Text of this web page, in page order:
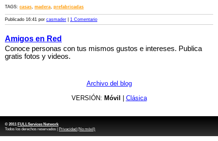
TAGS: casas, madera, prefabricadas
Publicado 16:41 por casmader 1 Comentario
Amigos en Red
Conoce personas con tus mismos gustos e intereses. Publica
gratis fotos y videos.
Archivo del blog
VERSIÓN: Móvil Clásica
© 2011FULLServices Network
Todos los derechos reservados | Privacidad (No móvil)